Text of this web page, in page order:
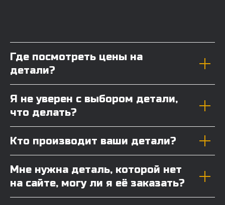
Где посмотреть цены на
детали?
Я не уверен с выбором детали,
что делать?
Кто производит ваши детали?
Мне нужна деталь, которой нет
на сайте, могу ли я её заказать?